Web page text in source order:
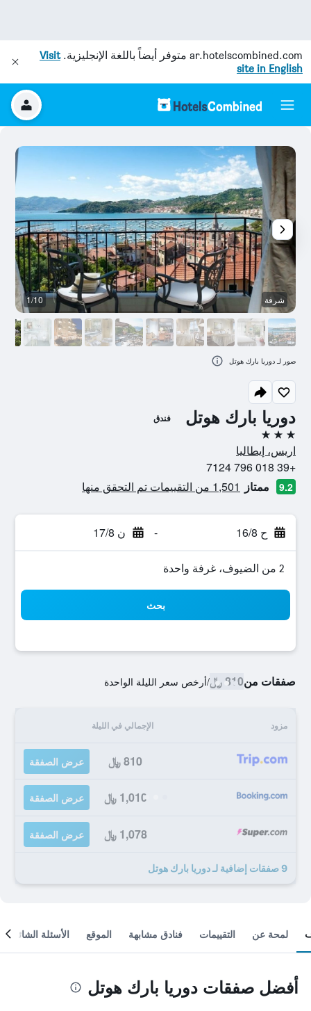
ar.hotelscombined.com متوفر أيضاً باللغة الإنجليزية.Visit
site in English
دوريا بارك هوتل فندق
3 نجوم
اريس، إيطاليا
+39 018 796 7124
9.2 ممتاز 1,501 من التقييمات تم التحقق منها
ح 16/8 - ن 17/8
2 من الضيوف، غرفة واحدة
بحث
صفقات من810 ﷼ /أرخص سعر الليلة الواحدة
مزود الإجمالي في الليلة
810 ﷼ عرض الصفقة
1,010 ﷼ عرض الصفقة
1,078 ﷼ عرض الصفقة
9 صفقات إضافية لـ دوريا بارك هوتل
شرفة 1/10
صور لـ دوريا بارك هوتل
لمحة عن التقييمات فنادق مشابهة الموقع الأسئلة الشائعة
أفضل صفقات دوريا بارك هوتل